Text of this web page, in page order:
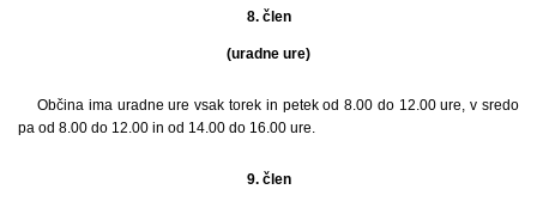
8. člen
(uradne ure)
Občina ima uradne ure vsak torek in petek od 8.00 do 12.00 ure, v sredo
pa od 8.00 do 12.00 in od 14.00 do 16.00 ure.
9. člen